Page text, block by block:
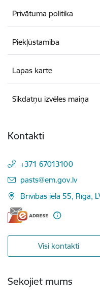
Privātuma politika
Piekļūstamība
Lapas karte
Sīkdatņu izvēles maiņa
Kontakti
+371 67013100
E-pasts:
pasts@em.gov.lv
Brīvības iela 55, Rīga,
Visi kontakti
Sekojiet mums